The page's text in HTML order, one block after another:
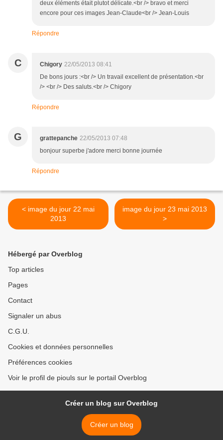
deux éléments était plutot délicate.<br /> bravo et merci
encore pour ces images Jean-Claude<br /> Jean-Louis
Répondre
C Chigory 22/05/2013 08:41
De bons jours :<br /> Un travail excellent de présentation.<br
/> <br /> Des saluts.<br /> Chigory
Répondre
G grattepanche 22/05/2013 07:48
bonjour superbe j'adore merci bonne journée
Répondre
< image du jour 22 mai
2013
image du jour 23 mai 2013
>
Hébergé par Overblog
Top articles
Pages
Contact
Signaler un abus
C.G.U.
Cookies et données personnelles
Préférences cookies
Voir le profil de piouls sur le portail Overblog
Créer un blog sur Overblog
Créer un blog